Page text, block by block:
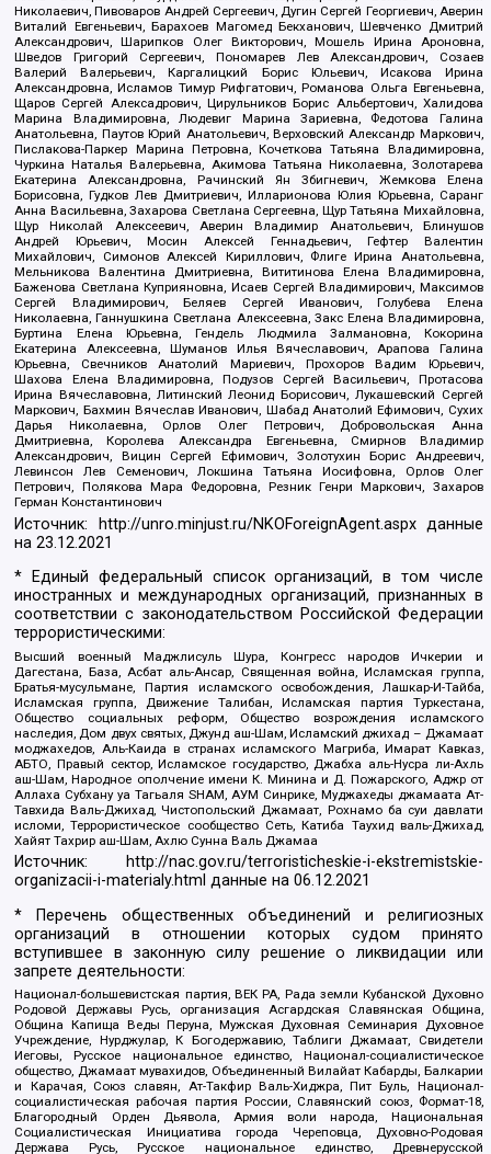
Николаевич, Пивоваров Андрей Сергеевич, Дугин Сергей Георгиевич, Аверин
Виталий Евгеньевич, Барахоев Магомед Бекханович, Шевченко Дмитрий
Александрович, Шарипков Олег Викторович, Мошель Ирина Ароновна,
Шведов Григорий Сергеевич, Пономарев Лев Александрович, Созаев
Валерий Валерьевич, Каргалицкий Борис Юльевич, Исакова Ирина
Александровна, Исламов Тимур Рифгатович, Романова Ольга Евгеньевна,
Щаров Сергей Алексадрович, Цирульников Борис Альбертович, Халидова
Марина Владимировна, Людевиг Марина Зариевна, Федотова Галина
Анатольевна, Паутов Юрий Анатольевич, Верховский Александр Маркович,
Пислакова-Паркер Марина Петровна, Кочеткова Татьяна Владимировна,
Чуркина Наталья Валерьевна, Акимова Татьяна Николаевна, Золотарева
Екатерина Александровна, Рачинский Ян Збигневич, Жемкова Елена
Борисовна, Гудков Лев Дмитриевич, Илларионова Юлия Юрьевна, Саранг
Анна Васильевна, Захарова Светлана Сергеевна, Щур Татьяна Михайловна,
Щур Николай Алексеевич, Аверин Владимир Анатольевич, Блинушов
Андрей Юрьевич, Мосин Алексей Геннадьевич, Гефтер Валентин
Михайлович, Симонов Алексей Кириллович, Флиге Ирина Анатольевна,
Мельникова Валентина Дмитриевна, Вититинова Елена Владимировна,
Баженова Светлана Куприяновна, Исаев Сергей Владимирович, Максимов
Сергей Владимирович, Беляев Сергей Иванович, Голубева Елена
Николаевна, Ганнушкина Светлана Алексеевна, Закс Елена Владимировна,
Буртина Елена Юрьевна, Гендель Людмила Залмановна, Кокорина
Екатерина Алексеевна, Шуманов Илья Вячеславович, Арапова Галина
Юрьевна, Свечников Анатолий Мариевич, Прохоров Вадим Юрьевич,
Шахова Елена Владимировна, Подузов Сергей Васильевич, Протасова
Ирина Вячеславовна, Литинский Леонид Борисович, Лукашевский Сергей
Маркович, Бахмин Вячеслав Иванович, Шабад Анатолий Ефимович, Сухих
Дарья Николаевна, Орлов Олег Петрович, Добровольская Анна
Дмитриевна, Королева Александра Евгеньевна, Смирнов Владимир
Александрович, Вицин Сергей Ефимович, Золотухин Борис Андреевич,
Левинсон Лев Семенович, Локшина Татьяна Иосифовна, Орлов Олег
Петрович, Полякова Мара Федоровна, Резник Генри Маркович, Захаров
Герман Константинович
Источник: http://unro.minjust.ru/NKOForeignAgent.aspxданные
на23.12.2021
* Единый федеральный список организаций, в том числе
иностранных и международных организаций, признанных в
соответствии с законодательством Российской Федерации
террористическими:
Высший военный Маджлисуль Шура, Конгресс народов Ичкерии и
Дагестана, База, Асбат аль-Ансар, Священная война, Исламская группа,
Братья-мусульмане, Партия исламского освобождения, Лашкар-И-Тайба,
Исламская группа, Движение Талибан, Исламская партия Туркестана,
Общество социальных реформ, Общество возрождения исламского
наследия, Дом двух святых, Джунд аш-Шам, Исламский джихад – Джамаат
моджахедов, Аль-Каида в странах исламского Магриба, Имарат Кавказ,
АБТО, Правый сектор, Исламское государство, Джабха аль-Нусра ли-Ахль
аш-Шам, Народное ополчение имени К. Минина и Д. Пожарского, Аджр от
Аллаха Субхану уа Тагьаля SHAM, АУМ Синрике, Муджахеды джамаата Ат-
Тавхида Валь-Джихад, Чистопольский Джамаат, Рохнамо ба суи давлати
исломи, Террористическое сообщество Сеть, Катиба Таухид валь-Джихад,
Хайят Тахрир аш-Шам, Ахлю Сунна Валь Джамаа
Источник:
http://nac.gov.ru/terroristicheskie-i-ekstremistskie-
organizacii-i-materialy.html данные на06.12.2021
* Перечень общественных объединений и религиозных
организаций в отношении которых судом принято
вступившее в законную силу решение о ликвидации или
запрете деятельности:
Национал-большевистская партия, ВЕК РА, Рада земли Кубанской Духовно
Родовой Державы Русь, организация Асгардская Славянская Община,
Община Капища Веды Перуна, Мужская Духовная Семинария Духовное
Учреждение, Нурджулар, К Богодержавию, Таблиги Джамаат, Свидетели
Иеговы, Русское национальное единство, Национал-социалистическое
общество, Джамаат мувахидов, Объединенный Вилайат Кабарды, Балкарии
и Карачая, Союз славян, Ат-Такфир Валь-Хиджра, Пит Буль, Национал-
социалистическая рабочая партия России, Славянский союз, Формат-18,
Благородный Орден Дьявола, Армия воли народа, Национальная
Социалистическая Инициатива города Череповца, Духовно-Родовая
Держава Русь, Русское национальное единство, Древнерусской